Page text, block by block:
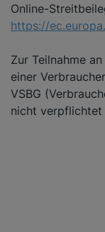
Online-
https://
Zur Teilnahme
einer
VSBG
nicht